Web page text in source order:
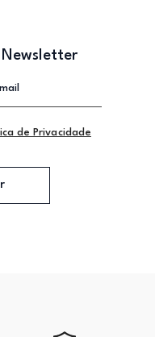
Newsletter
de Privacidade